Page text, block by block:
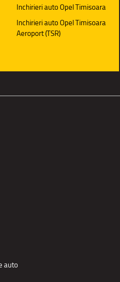
Inchirieri auto Opel Timisoara
Inchirieri auto Opel Timisoara
Aeroport (TSR)
auto